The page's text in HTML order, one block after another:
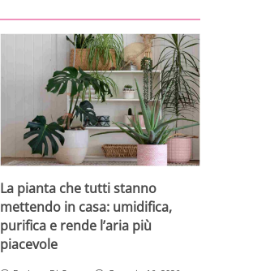
La pianta che tutti stanno
mettendo in casa: umidifica,
purifica e rende l’aria più
piacevole